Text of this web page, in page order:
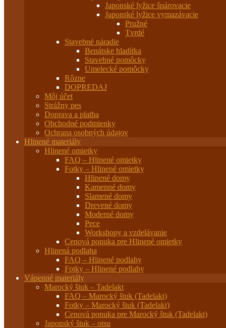
Japonské lyžice špárovacie
Japonské lyžice vymazávacie
Pružné
Tvrdé
Stavebné náradie
Benátske hladítka
Stavebné pomôcky
Umelecké pomôcky
Rôzne
DOPREDAJ
Môj účet
Strážny pes
Doprava a platba
Obchodné podmienky
Ochrana osobných údajov
Hlinené materiály
Hlinené omietky
FAQ – Hlinené omietky
Fotky – Hlinené omietky
Hlinené domy
Kamenné domy
Slamené domy
Drevené domy
Moderné domy
Pece
Workshopy a vzdelávanie
Cenová ponuka pre Hlinené omietky
Hlinená podlaha
FAQ – Hlinené podlahy
Fotky – Hlinené podlahy
Vápenné materiály
Marocký štuk – Tadelakt
FAQ – Marocký štuk (Tadelakt)
Fotky – Marocký štuk (Tadelakt)
Cenová ponuka pre Marocký štuk (Tadelakt)
Japonský štuk – otsu